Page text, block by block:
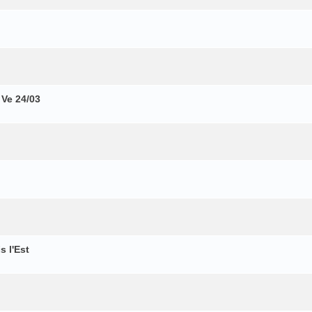
24/03
l'Est